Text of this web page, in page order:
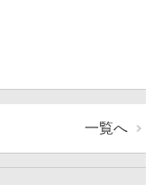
一覧へ